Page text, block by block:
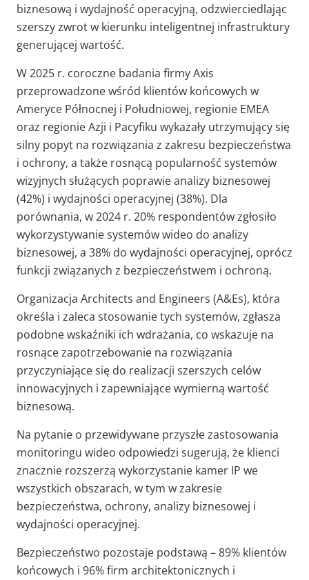
biznesową i wydajność operacyjną, odzwierciedlając
szerszy zwrot w kierunku inteligentnej infrastruktury
generującej wartość.
W 2025 r. coroczne badania firmy Axis
przeprowadzone wśród klientów końcowych w
Ameryce Północnej i Południowej, regionie EMEA
oraz regionie Azji i Pacyfiku wykazały utrzymujący się
silny popyt na rozwiązania z zakresu bezpieczeństwa
i ochrony, a także rosnącą popularność systemów
wizyjnych służących poprawie analizy biznesowej
(42%) i wydajności operacyjnej (38%). Dla
porównania, w 2024 r. 20% respondentów zgłosiło
wykorzystywanie systemów wideo do analizy
biznesowej, a 38% do wydajności operacyjnej, oprócz
funkcji związanych z bezpieczeństwem i ochroną.
Organizacja Architects and Engineers (A&Es), która
określa i zaleca stosowanie tych systemów, zgłasza
podobne wskaźniki ich wdrażania, co wskazuje na
rosnące zapotrzebowanie na rozwiązania
przyczyniające się do realizacji szerszych celów
innowacyjnych i zapewniające wymierną wartość
biznesową.
Na pytanie o przewidywane przyszłe zastosowania
monitoringu wideo odpowiedzi sugerują, że klienci
znacznie rozszerzą wykorzystanie kamer IP we
wszystkich obszarach, w tym w zakresie
bezpieczeństwa, ochrony, analizy biznesowej i
wydajności operacyjnej.
Bezpieczeństwo pozostaje podstawą – 89% klientów
końcowych i 96% firm architektonicznych i